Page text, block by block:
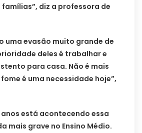
diz a professora de
uma evasão muito grande de
deles é trabalhar e
para casa. Não é mais
é uma necessidade hoje”,
anos está acontecendo essa
mais grave no Ensino Médio.